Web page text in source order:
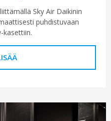
Sky Air Daikinin
puhdistuvaan
kasettiin.